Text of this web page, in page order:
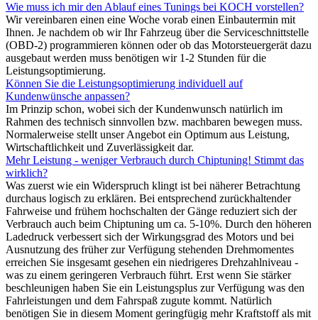
Wie muss ich mir den Ablauf eines Tunings bei KOCH vorstellen?
Wir vereinbaren einen eine Woche vorab einen Einbautermin mit
Ihnen. Je nachdem ob wir Ihr Fahrzeug über die Serviceschnittstelle
(OBD-2) programmieren können oder ob das Motorsteuergerät dazu
ausgebaut werden muss benötigen wir 1-2 Stunden für die
Leistungsoptimierung.
Können Sie die Leistungsoptimierung individuell auf
Kundenwünsche anpassen?
Im Prinzip schon, wobei sich der Kundenwunsch natürlich im
Rahmen des technisch sinnvollen bzw. machbaren bewegen muss.
Normalerweise stellt unser Angebot ein Optimum aus Leistung,
Wirtschaftlichkeit und Zuverlässigkeit dar.
Mehr Leistung - weniger Verbrauch durch Chiptuning! Stimmt das
wirklich?
Was zuerst wie ein Widerspruch klingt ist bei näherer Betrachtung
durchaus logisch zu erklären. Bei entsprechend zurückhaltender
Fahrweise und frühem hochschalten der Gänge reduziert sich der
Verbrauch auch beim Chiptuning um ca. 5-10%. Durch den höheren
Ladedruck verbessert sich der Wirkungsgrad des Motors und bei
Ausnutzung des früher zur Verfügung stehenden Drehmomentes
erreichen Sie insgesamt gesehen ein niedrigeres Drehzahlniveau -
was zu einem geringeren Verbrauch führt. Erst wenn Sie stärker
beschleunigen haben Sie ein Leistungsplus zur Verfügung was den
Fahrleistungen und dem Fahrspaß zugute kommt. Natürlich
benötigen Sie in diesem Moment geringfügig mehr Kraftstoff als mit